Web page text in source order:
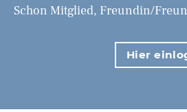
Schon Mitglied, Freundin/
Hier